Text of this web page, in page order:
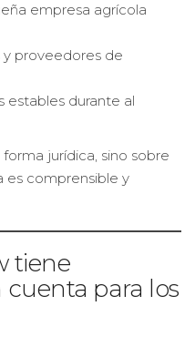
empresa agrícola
y proveedores de
estables durante al
jurídica, sino sobre
es comprensible y
tiene
para los